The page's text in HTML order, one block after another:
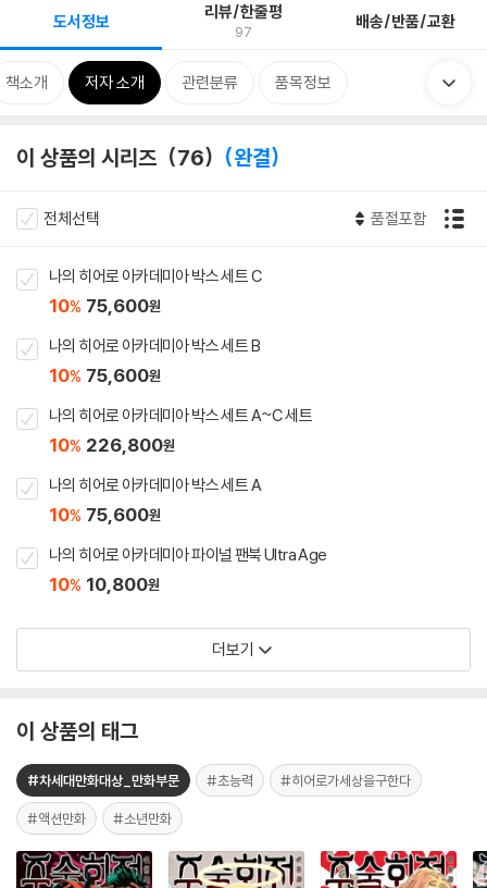
도서정보 리뷰/한줄평
97 배송/반품/교환
책소개 저자 소개 관련분류 품목정보
이 상품의 시리즈 76 완결
전체선택 품절포함
나의 히어로 아카데미아 박스 세트 C
10% 75,600원
나의 히어로 아카데미아 박스 세트 B
10% 75,600원
나의 히어로 아카데미아 박스 세트 A~C 세트
10% 226,800원
나의 히어로 아카데미아 박스 세트 A
10% 75,600원
나의 히어로 아카데미아 파이널 팬북 Ultra Age
10% 10,800원
더보기
이 상품의 태그
#차세대만화대상_만화부문 #초능력 #히어로가세상을구한다
#액션만화 #소년만화